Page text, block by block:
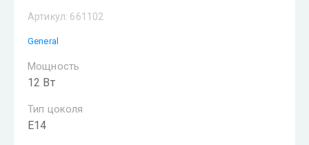
Артикул: 661102
General
Мощность
12 Вт
Тип цоколя
E14